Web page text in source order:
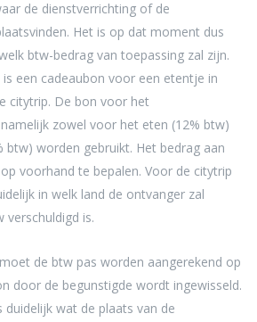
de dienstverrichting of de
Het is op dat moment dus
btw-bedrag van toepassing zal zijn.
is een cadeaubon voor een etentje in
citytrip. De bon voor het
zowel voor het eten (12% btw)
btw) worden gebruikt. Het bedrag aan
voorhand te bepalen. Voor de citytrip
in welk land de ontvanger zal
verschuldigd is.
de btw pas worden aangerekend op
door de begunstigde wordt ingewisseld.
wat de plaats van de